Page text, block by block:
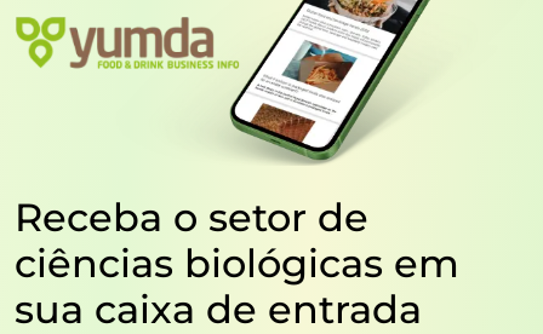
Receba o setor de
ciências biológicas em
sua caixa de entrada